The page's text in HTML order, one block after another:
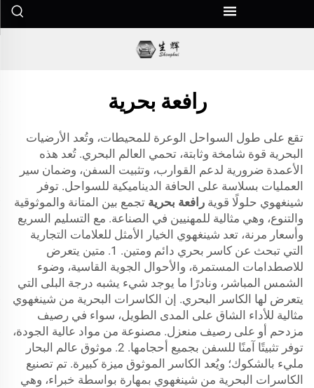
رافعة بحرية
تقع على طول السواحل الوعرة للمحيطات، وتُعد الأرضيات
البحرية قوة شامخة وثابتة، تحمي العالم البحري. تُعد هذه
الأعمدة ضرورية لدعم القوارب، وتثبيت السفن، وضمان سير
العمليات بسلاسة على الحافة الديناميكية للسواحل. توفر
شينغهوي حلولًا قوية رافعة بحرية تجمع بين المتانة والموثوقية
والتنوع، وهي مثالية للمهنيين في الصناعة. مع التسليم السريع
وأسعار مرنة، تعد شينغهوي الخيار الأمثل للعلامات التجارية
التي تبحث عن كاسر بحري دائم ومتين. 1. متين يتعرض
للاصطدامات المستمرة، والأحوال الجوية القاسية، وضوء
الشمس المباشر، ونادرًا ما يوجد شيء يشبه درجة البلى التي
يتعرض لها الكاسر البحري. إن الكاسرات البحرية من شينغهوي
مثالية للأداء الشاق على المدى الطويل، سواء في رصيف
مزدحم أو على رصيف منعزل. مصنوعة من مواد عالية الجودة،
توفر تثبيتًا آمنًا للسفن بجميع أحجامها. 2. موثوق عالم البحار
مليء بالشكوك؛ ويُعد الكاسر الموثوق ميزة كبيرة. تم تصنيع
الكاسرات البحرية من شينغهوي بمهارة بواسطة خبراء، وهي